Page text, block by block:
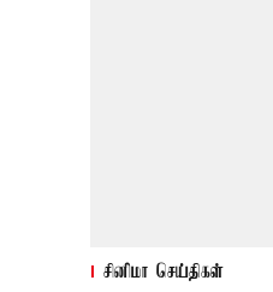
சினிமா செய்திகள்